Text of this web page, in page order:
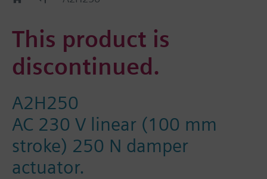
This product is
discontinued.
A2H250
AC 230 V linear (100 mm
stroke) 250 N damper
actuator.